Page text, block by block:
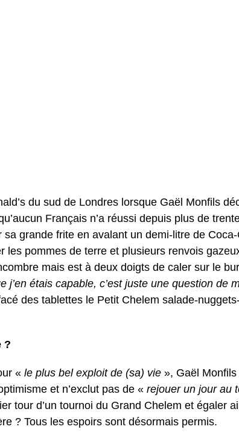
du sud de Londres lorsque Gaël Monfils
Français n’a réussi depuis plus de
grande frite en avalant un demi-litre de
les pommes de terre et plusieurs renvois
mais est à deux doigts de caler sur le
j’en étais capable, c’est juste une question de
des tablettes le Petit Chelem salade-
?
« le plus bel exploit de (sa) vie », Gaël Monfils
et n’exclut pas de « rejouer un jour au
tour d’un tournoi du Grand Chelem et égaler
? Tous les espoirs sont désormais permis.